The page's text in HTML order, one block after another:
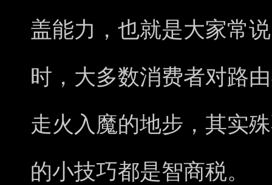
盖能力，也就是大家常
时，大多数消费者对路
走火入魔的地步，其实
的小技巧都是智商税。